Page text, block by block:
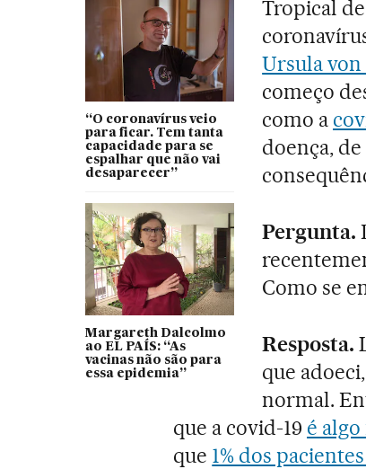
“O coronavírus veio
para ficar. Tem tanta
capacidade para se
espalhar que não vai
desaparecer”
Margareth Dalcolmo
ao EL PAÍS: “As
vacinas não são para
essa epidemia”
Tropical
Ursula
começo
como a
doença,
Pergunta.
Como se
Resposta.
que
normal.
que a covid-19 é
que 1% dos